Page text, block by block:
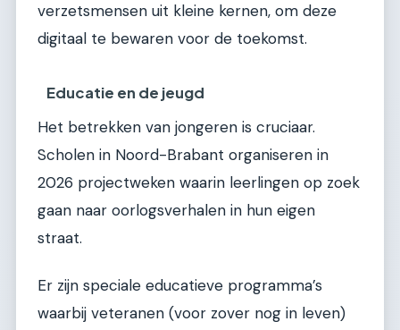
verzetsmensen uit kleine kernen, om deze
digitaal te bewaren voor de toekomst.
Educatie en de jeugd
Het betrekken van jongeren is cruciaar.
Scholen in Noord-Brabant organiseren in
2026 projectweken waarin leerlingen op zoek
gaan naar oorlogsverhalen in hun eigen
straat.
Er zijn speciale educatieve programma’s
waarbij veteranen (voor zover nog in leven)